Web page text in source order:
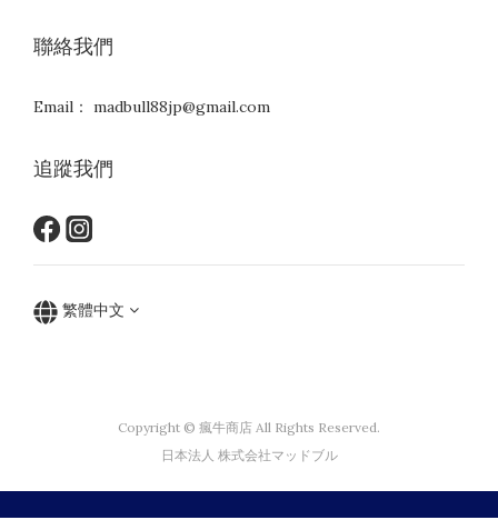
聯絡我們
Email： madbull88jp@gmail.com
追蹤我們
繁體中文
Copyright © 瘋牛商店 All Rights Reserved.
日本法人 株式会社マッドブル